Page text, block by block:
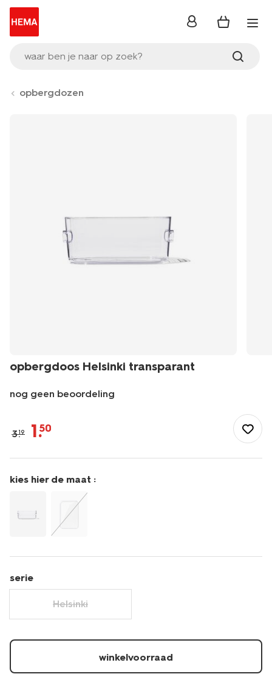
waar ben je naar op zoek?
inloggen
opbergdozen
opbergdoos Helsinki transparant
nog geen beoordeling
slapen/opbergen/opbergdozen/opbergdoos-
helsinki-
2000000294.html
3.19 1.50
kies hier de maat :
serie
Helsinki
winkelvoorraad